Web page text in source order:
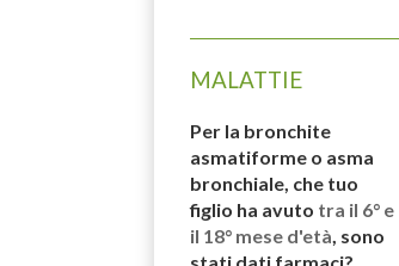
MALATTIE
Per la bronchite
asmatiforme o asma
bronchiale, che tuo
figlio ha avuto tra il 6° e
il 18° mese d'età, sono